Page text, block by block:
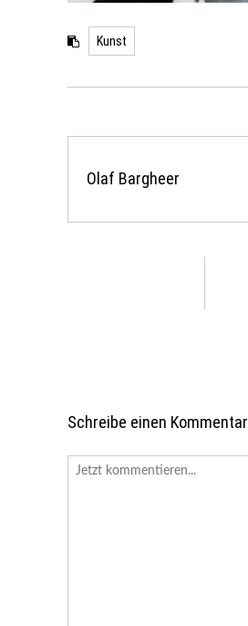
Kunst
Olaf Bargheer
Schreibe einen Kommentar